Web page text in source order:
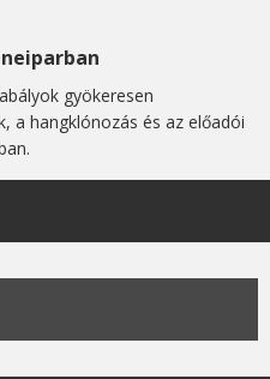
gyökeresen
a hangklónozás és az előadói